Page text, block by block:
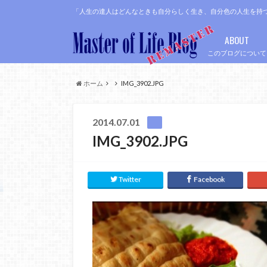
「人生の達人はどんなときも自分らしく生き、自分色の人生を持
このブログについて
ABOUT
ホーム IMG_3902.JPG
2014.07.01
IMG_3902.JPG
Twitter Facebook